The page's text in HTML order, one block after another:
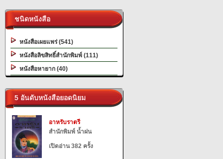
ชนิดหนังสือ
หนังสือเผยแพร่ (541)
หนังสือลิขสิทธิ์สำนักพิมพ์ (111)
หนังสือหายาก (40)
5 อันดับหนังสือยอดนิยม
อาหรับราตรี
สำนักพิมพ์ น้ำฝน
เปิดอ่าน 382 ครั้ง